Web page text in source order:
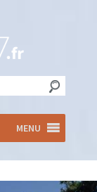
MENU